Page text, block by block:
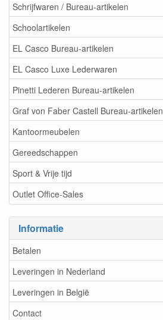
Schrijfwaren / Bureau-artikelen
Schoolartikelen
EL Casco Bureau-artikelen
EL Casco Luxe Lederwaren
Pinetti Lederen Bureau-artikelen
Graf von Faber Castell Bureau-artikelen
Kantoormeubelen
Gereedschappen
Sport & Vrije tijd
Outlet Office-Sales
Informatie
Betalen
Leveringen in Nederland
Leveringen in België
Contact